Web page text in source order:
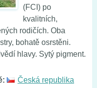
(FCI) po
kvalitních,
rodičích. Oba
bohatě osrstěni.
hlavy. Sytý pigment.
Česká republika